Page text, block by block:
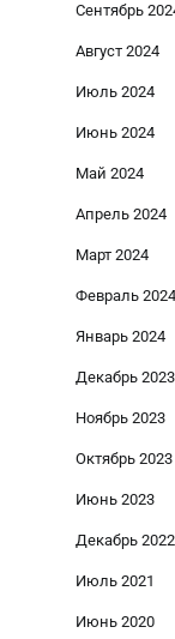
Сентябрь
Август 2024
Июль 2024
Июнь 2024
Май 2024
Апрель 2024
Март 2024
Февраль 2024
Январь 2024
Декабрь 2023
Ноябрь 2023
Октябрь 2023
Июнь 2023
Декабрь 2022
Июль 2021
Июнь 2020